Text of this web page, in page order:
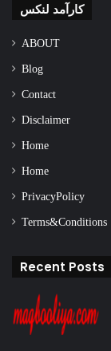
کارآمد لنکس
ABOUT
Blog
Contact
Disclaimer
Home
Home
Privacy Policy
Terms & Conditions
Recent Posts